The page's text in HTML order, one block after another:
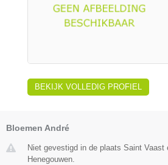
BEKIJK VOLLEDIG PROFIEL
Bloemen André
Niet gevestigd in de plaats Saint Vaast
Henegouwen.